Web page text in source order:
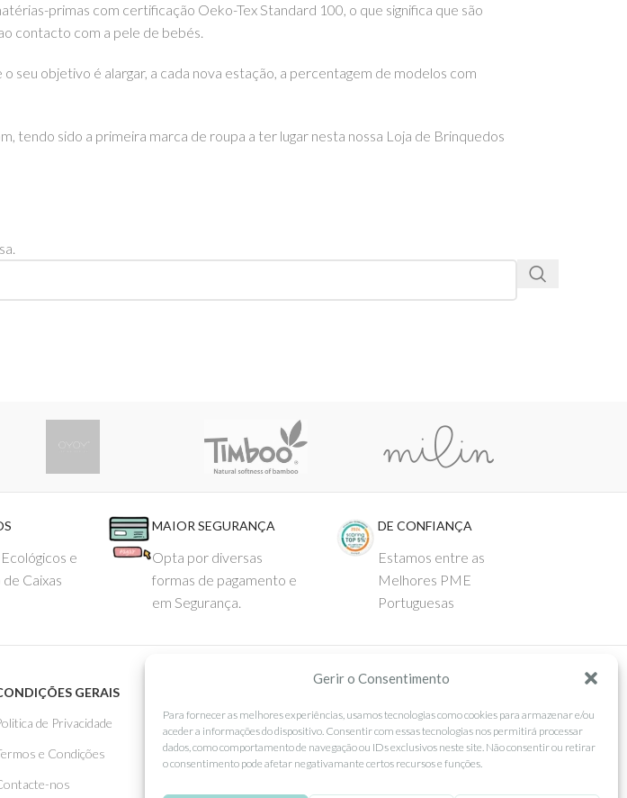
Gerir o Consentimento
Para fornecer as melhores experiências, usamos tecnologias como cookies para armazenar e/ou
aceder a informações do dispositivo. Consentir com essas tecnologias nos permitirá processar
dados, como comportamento de navegação ou IDs exclusivos neste site. Não consentir ou retirar
o consentimento pode afetar negativamante certos recursos e funções.
primas com certificação Oeko-Tex Standard 100, o que significa que são
contacto com a pele de bebés.
seu objetivo é alargar, a cada nova estação, a percentagem de modelos com
tendo sido a primeira marca de roupa a ter lugar nesta nossa Loja de Brinquedos
e
Caixas
MAIOR SEGURANÇA
Opta por diversas
formas de pagamento e
em Segurança.
DE CONFIANÇA
Estamos entre as
Melhores PME
Portuguesas
GERAIS
de Privacidade
e Condições
nos
Como Comprar
Pagamentos
Facebook
Instagram